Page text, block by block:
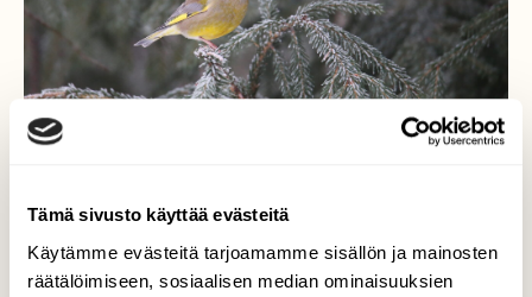
Tämä sivusto käyttää evästeitä
Käytämme evästeitä tarjoamamme sisällön ja mainosten
räätälöimiseen, sosiaalisen median ominaisuuksien